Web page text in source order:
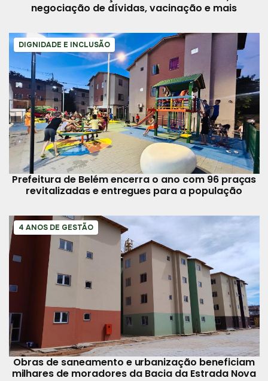
negociação de dívidas, vacinação e mais
DIGNIDADE E INCLUSÃO
Prefeitura de Belém encerra o ano com 96 praças
revitalizadas e entregues para a população
4 ANOS DE GESTÃO
Obras de saneamento e urbanização beneficiam
milhares de moradores da Bacia da Estrada Nova